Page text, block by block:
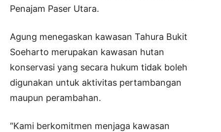
Penajam Paser Utara.
Agung menegaskan kawasan Tahura Bukit
Soeharto merupakan kawasan hutan
konservasi yang secara hukum tidak boleh
digunakan untuk aktivitas pertambangan
maupun perambahan.
“Kami berkomitmen menjaga kawasan